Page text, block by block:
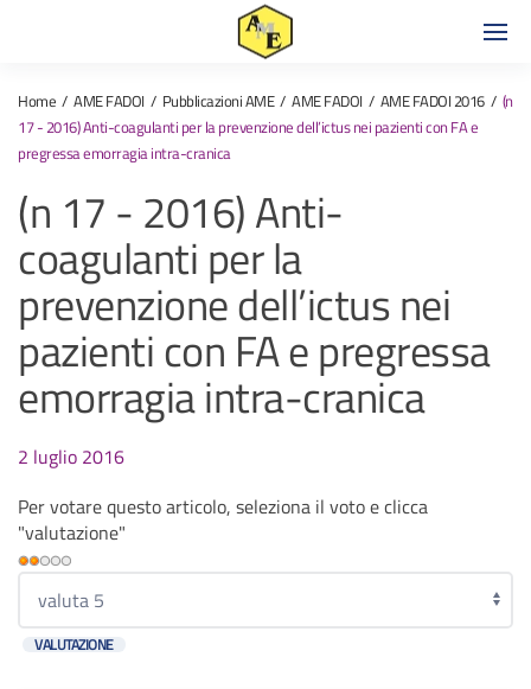
Home AME FADOI Pubblicazioni AME AME FADOI AME FADOI 2016
(n
17 - 2016) Anti-coagulanti per la prevenzione dell’ictus nei pazienti con FA e
pregressa emorragia intra-cranica
(n 17 - 2016) Anti-
coagulanti per la
prevenzione dell’ictus nei
pazienti con FA e pregressa
emorragia intra-cranica
2 luglio 2016
Per votare questo articolo, seleziona il voto e clicca
"valutazione"
Valutazione